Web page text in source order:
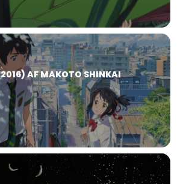
AF MAKOTO SHINKAI